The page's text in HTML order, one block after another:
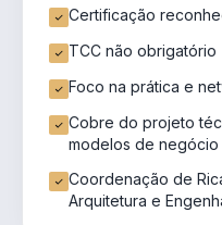
Certificação
TCC não obrigatório
Foco na prática e
Cobre do projeto
modelos de negócio
Coordenação de
Arquitetura e